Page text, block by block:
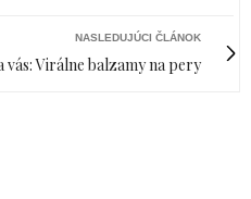
NASLEDUJÚCI ČLÁNOK
vás: Virálne balzamy na pery